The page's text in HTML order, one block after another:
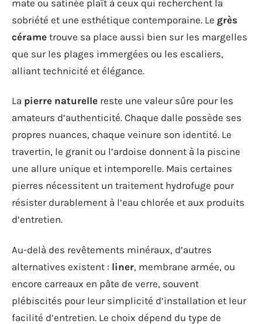
mate ou satinée plaît à ceux qui recherchent la
sobriété et une esthétique contemporaine. Le grès
cérame trouve sa place aussi bien sur les margelles
que sur les plages immergées ou les escaliers,
alliant technicité et élégance.
La pierre naturelle reste une valeur sûre pour les
amateurs d’authenticité. Chaque dalle possède ses
propres nuances, chaque veinure son identité. Le
travertin, le granit ou l’ardoise donnent à la piscine
une allure unique et intemporelle. Mais certaines
pierres nécessitent un traitement hydrofuge pour
résister durablement à l’eau chlorée et aux produits
d’entretien.
Au-delà des revêtements minéraux, d’autres
alternatives existent : liner, membrane armée, ou
encore carreaux en pâte de verre, souvent
plébiscités pour leur simplicité d’installation et leur
facilité d’entretien. Le choix dépend du type de